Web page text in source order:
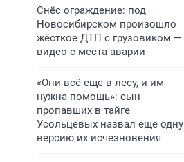
Снёс ограждение: под
Новосибирском произошло
жёсткое ДТП с грузовиком —
видео с места аварии
«Они всё еще в лесу, и им
нужна помощь»: сын
пропавших в тайге
Усольцевых назвал еще одну
версию их исчезновения